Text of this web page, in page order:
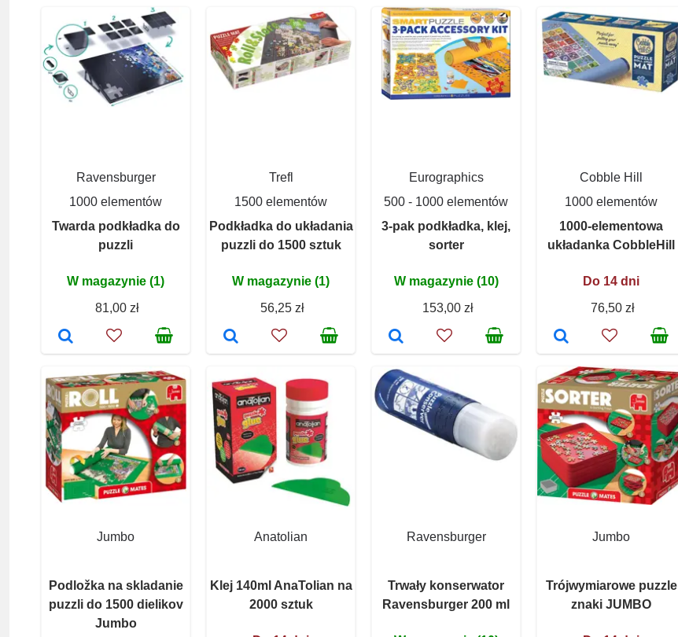
Ravensburger
1000 elementów
Twarda podkładka do
puzzli
W magazynie (1)
81,00 zł
Trefl
1500 elementów
Podkładka do układania
puzzli do 1500 sztuk
W magazynie (1)
56,25 zł
Eurographics
500 - 1000 elementów
3-pak podkładka, klej,
sorter
W magazynie (10)
153,00 zł
Cobble Hill
1000 elementów
1000-elementowa
układanka CobbleHill
Do 14 dni
76,50 zł
Jumbo
Podložka na skladanie
puzzli do 1500 dielikov
Jumbo
Anatolian
Klej 140ml AnaTolian na
2000 sztuk
Ravensburger
Trwały konserwator
Ravensburger 200 ml
Jumbo
Trójwymiarowe puzzle
znaki JUMBO